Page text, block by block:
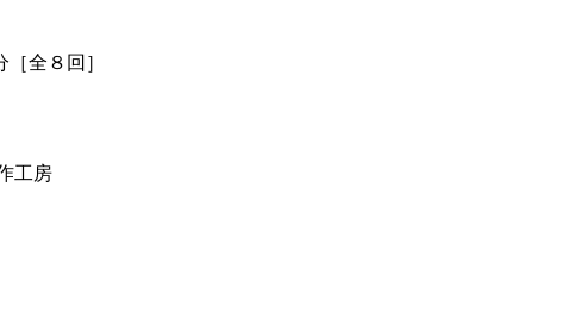
全８回］
工房